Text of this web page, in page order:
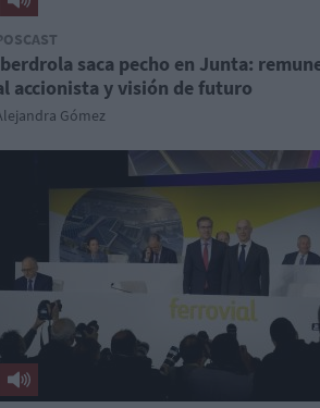
saca pecho en Junta:
accionista y visión de futuro
Gómez